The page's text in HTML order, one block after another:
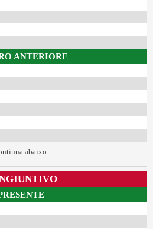
ANTERIORE
abaixo